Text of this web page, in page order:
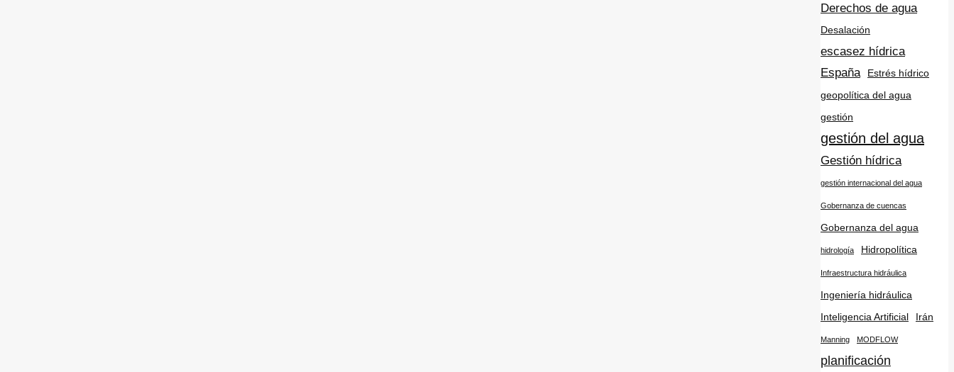
Derechos de agua
Desalación
escasez hídrica
España
Estrés hídrico
geopolítica del agua
gestión
gestión del agua
Gestión hídrica
gestión internacional del agua
Gobernanza de cuencas
Gobernanza del agua
hidrología Hidropolítica
Infraestructura hidráulica
Ingeniería hidráulica
Inteligencia Artificial
Irán
Manning MODFLOW
planificación